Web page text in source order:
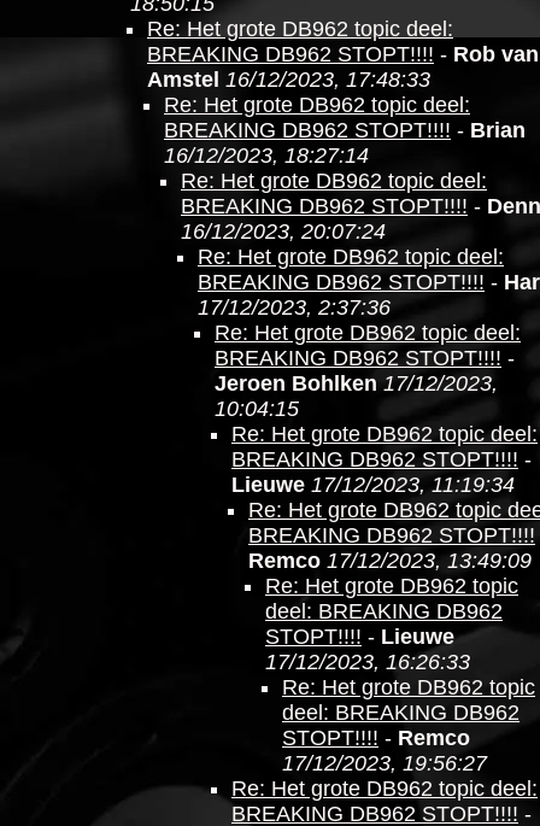
Re: Het grote DB962 topic deel:
BREAKING DB962 STOPT!!!! - Rob van
Amstel 16/12/2023, 17:48:33
Re: Het grote DB962 topic deel:
BREAKING DB962 STOPT!!!! - Brian
16/12/2023, 18:27:14
Re: Het grote DB962 topic deel:
BREAKING DB962 STOPT!!!! -
16/12/2023, 20:07:24
Re: Het grote DB962 topic deel:
BREAKING DB962 STOPT!!!! -
17/12/2023, 2:37:36
Re: Het grote DB962 topic deel:
BREAKING DB962 STOPT!!!! -
Jeroen Bohlken 17/12/2023,
10:04:15
Re: Het grote DB962 topic deel:
BREAKING DB962 STOPT!!!! -
Lieuwe 17/12/2023, 11:19:34
Re: Het grote DB962 topic
BREAKING DB962 STOPT!!!!
Remco 17/12/2023, 13:49:09
Re: Het grote DB962 topic
deel: BREAKING DB962
STOPT!!!! - Lieuwe
17/12/2023, 16:26:33
Re: Het grote DB962 topic
deel: BREAKING DB962
STOPT!!!! - Remco
17/12/2023, 19:56:27
Re: Het grote DB962 topic deel:
BREAKING DB962 STOPT!!!! -